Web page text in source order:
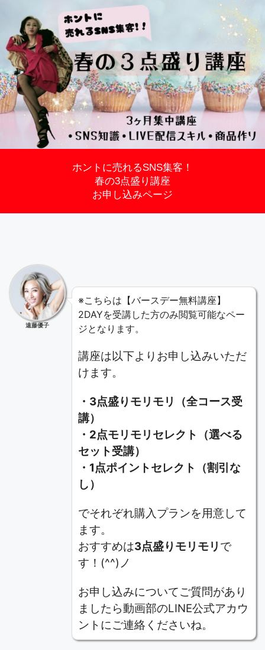
ホントに売れるSNS集客！
春の3点盛り講座
お申し込みページ
遠藤優子
※こちらは【バースデー無料講座】
2DAYを受講した方のみ閲覧可能なペー
ジとなります。
講座は以下よりお申し込みいただ
けます。
・3点盛りモリモリ（全コース受
講）
・2点モリモリセレクト（選べる
セット受講）
・1点ポイントセレクト（割引な
し）
でそれぞれ購入プランを用意して
ます。
おすすめは3点盛りモリモリ で
す！(^^)ノ
お申し込みについてご質問があり
ましたら動画部のLINE公式アカウ
ントにご連絡くださいね。